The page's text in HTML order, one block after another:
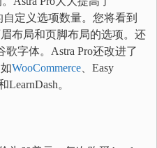
自定义选项数量。您将看到
布局和页脚布局的选项。还
字体。Astra Pro还改进了
WooCommerce 、Easy
。